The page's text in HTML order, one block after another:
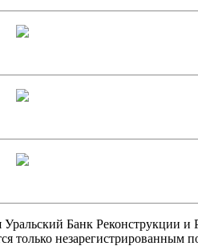
Банк Реконструкции и
только незарегистрированным